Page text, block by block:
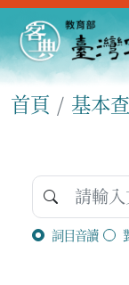
首頁 基本
詞目音讀